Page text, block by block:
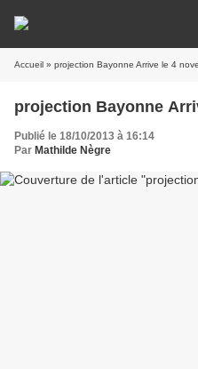
Accueil » projection Bayonne Arrive le 4
projection Bayonne
Publié le 18/10/2013 à 16:14
Par Mathilde Nègre